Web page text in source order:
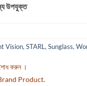
উপযুক্ত
Vision, STARL , Sunglass,
করুন ।
Product.